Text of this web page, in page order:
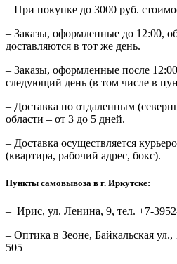
– При покупке до 3000 руб.
– Заказы, оформленные до 12:00,
доставляются в тот же день.
– Заказы, оформленные после
следующий день (в том числе в
– Доставка по отдаленным
области – от 3 до 5 дней.
– Доставка осуществляется
(квартира, рабочий адрес, бокс).
Пункты самовывоза в г. Иркутске:
– Ирис, ул. Ленина, 9, тел. +7-
– Оптика в Зеоне, Байкальская
505